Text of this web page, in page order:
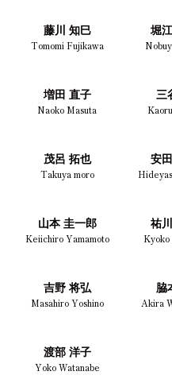
藤川 知巳
Tomomi Fujikawa
堀
増田 直子
Naoko Masuta
三
茂呂 拓也
Takuya moro
安
山本 圭一郎
Keiichiro Yamamoto
祐
Kyoko
吉野 将弘
Masahiro Yoshino
脇
Akira
渡部 洋子
Yoko Watanabe